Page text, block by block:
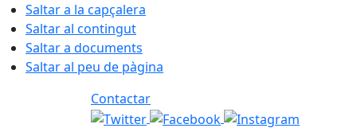
Saltar a la capçalera
Saltar al contingut
Saltar a documents
Saltar al peu de pàgina
Contactar